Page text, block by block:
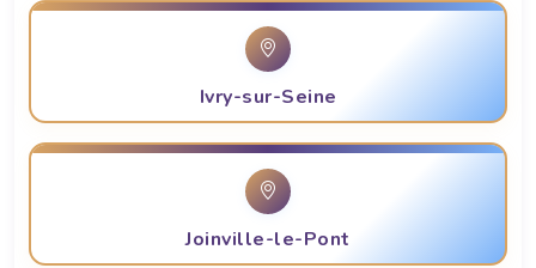
Ivry-sur-Seine
Joinville-le-Pont